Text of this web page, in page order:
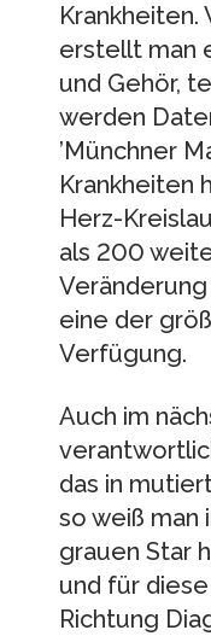
Krankheiten.
erstellt man
und Gehör,
werden
’Münchner
Krankheiten
Herz-
als 200
eine der
Verfügung.
Auch im
das in
so weiß man
grauen Star
und für
Richtung